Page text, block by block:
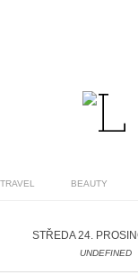
TRAVEL BEAUTY
STŘEDA 24.
UNDEFINED